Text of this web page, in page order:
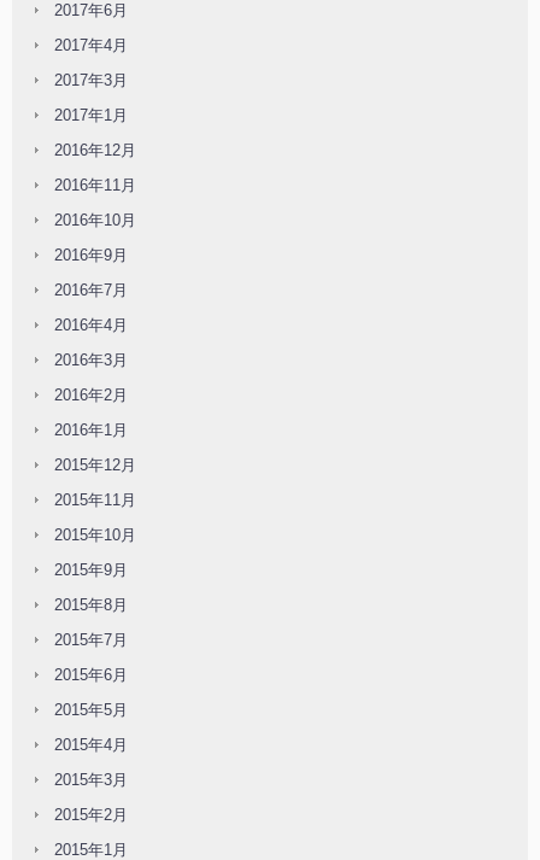
2017年6月
2017年4月
2017年3月
2017年1月
2016年12月
2016年11月
2016年10月
2016年9月
2016年7月
2016年4月
2016年3月
2016年2月
2016年1月
2015年12月
2015年11月
2015年10月
2015年9月
2015年8月
2015年7月
2015年6月
2015年5月
2015年4月
2015年3月
2015年2月
2015年1月